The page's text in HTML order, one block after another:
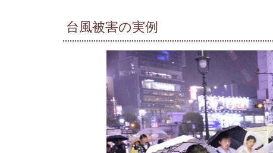
台風被害の実例